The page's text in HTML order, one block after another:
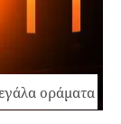
οράματα